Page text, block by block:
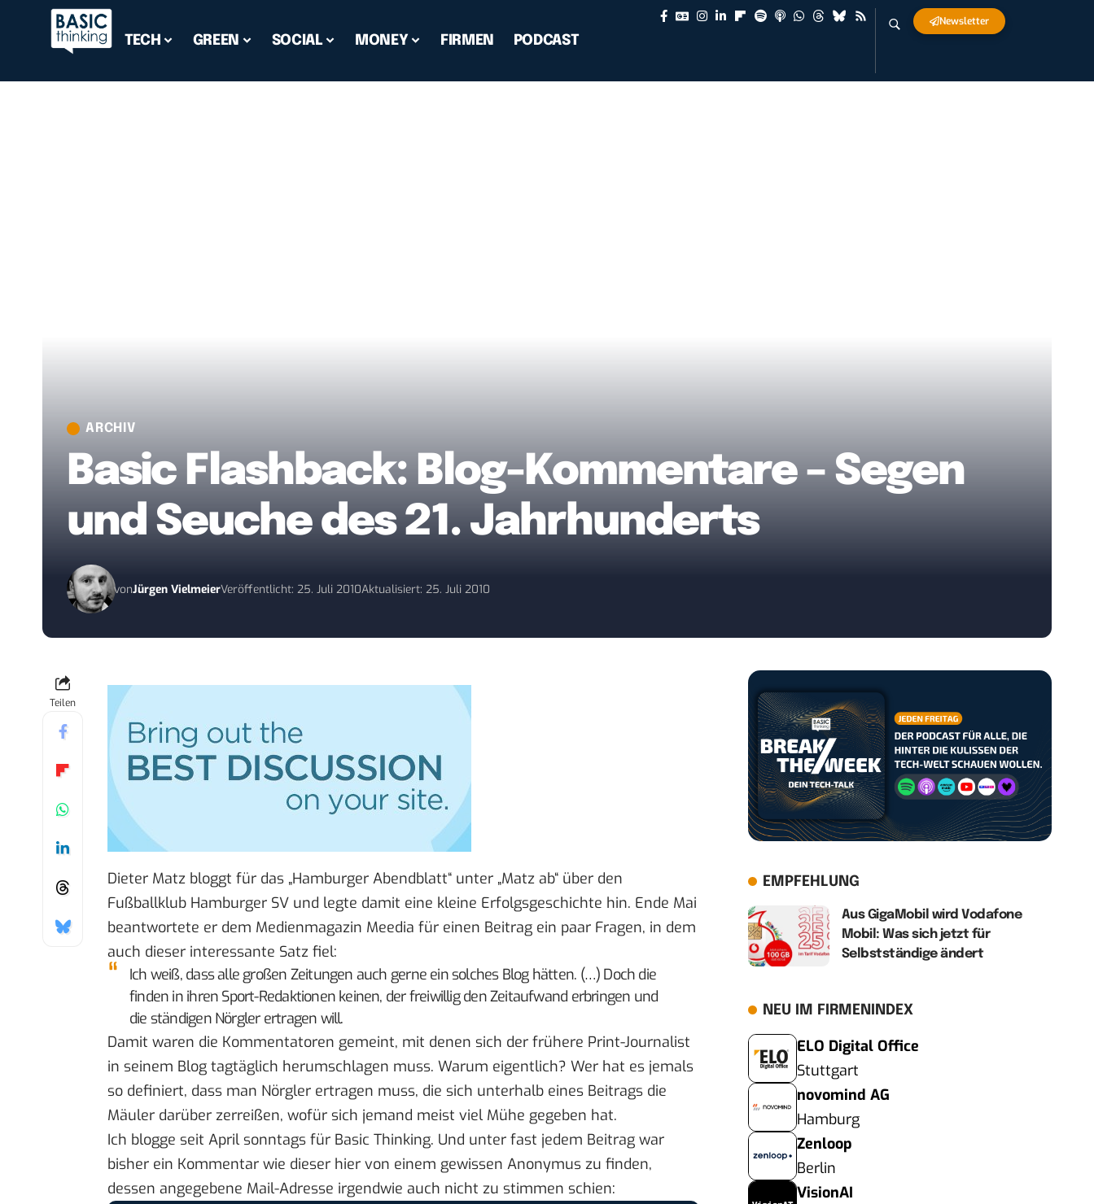
TECH GREEN SOCIAL MONEY FIRMEN PODCAST
Newsletter
ARCHIV
Basic Flashback: Blog-Kommentare – Segen
und Seuche des 21. Jahrhunderts
vonJürgen VielmeierVeröffentlicht: 25. Juli 2010Aktualisiert: 25. Juli 2010
Teilen
Dieter Matz bloggt für das „Hamburger Abendblatt“ unter „Matz ab“ über den
Fußballklub Hamburger SV und legte damit eine kleine Erfolgsgeschichte hin. Ende Mai
beantwortete er dem Medienmagazin Meedia für einen Beitrag ein paar Fragen, in dem
auch dieser interessante Satz fiel:
Ich weiß, dass alle großen Zeitungen auch gerne ein solches Blog hätten. (…) Doch die
finden in ihren Sport-Redaktionen keinen, der freiwillig den Zeitaufwand erbringen und
die ständigen Nörgler ertragen will.
Damit waren die Kommentatoren gemeint, mit denen sich der frühere Print-Journalist
in seinem Blog tagtäglich herumschlagen muss. Warum eigentlich? Wer hat es jemals
so definiert, dass man Nörgler ertragen muss, die sich unterhalb eines Beitrags die
Mäuler darüber zerreißen, wofür sich jemand meist viel Mühe gegeben hat.
Ich blogge seit April sonntags für Basic Thinking. Und unter fast jedem Beitrag war
bisher ein Kommentar wie dieser hier von einem gewissen Anonymus zu finden,
dessen angegebene Mail-Adresse irgendwie auch nicht zu stimmen schien:
EMPFEHLUNG
Aus GigaMobil wird Vodafone
Mobil: Was sich jetzt für
Selbstständige ändert
NEU IM FIRMENINDEX
ELO Digital Office
Stuttgart
novomind AG
Hamburg
Zenloop
Berlin
VisionAI